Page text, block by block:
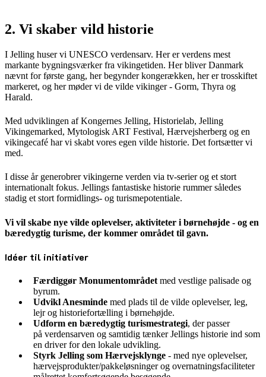
2. Vi skaber vild historie
I Jelling huser vi UNESCO verdensarv. Her er verdens mest
markante bygningsværker fra vikingetiden. Her bliver Danmark
nævnt for første gang, her begynder kongerækken, her er trosskiftet
markeret, og her møder vi de vilde vikinger - Gorm, Thyra og
Harald.
Med udviklingen af Kongernes Jelling, Historielab, Jelling
Vikingemarked, Mytologisk ART Festival, Hærvejsherberg og en
vikingecafé har vi skabt vores egen vilde historie. Det fortsætter vi
med.
I disse år generobrer vikingerne verden via tv-serier og et stort
internationalt fokus. Jellings fantastiske historie rummer således
stadig et stort formidlings- og turismepotentiale.
Vi vil skabe nye vilde oplevelser, aktiviteter i børnehøjde - og en
bæredygtig turisme, der kommer området til gavn.
Idéer til initiativer
Færdiggør Monumentområdet med vestlige palisade og
byrum.
Udvikl Anesminde med plads til de vilde oplevelser, leg,
lejr og historiefortælling i børnehøjde.
Udform en bæredygtig turismestrategi, der passer
på verdensarven og samtidig tænker Jellings historie ind som
en driver for den lokale udvikling.
Styrk Jelling som Hærvejsklynge - med nye oplevelser,
hærvejsprodukter/pakkeløsninger og overnatningsfaciliteter